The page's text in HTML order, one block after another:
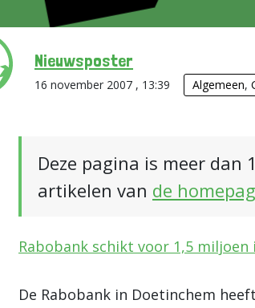
Nieuwsposter
16 november 2007 , 13:39 Algemeen,
Deze pagina is meer dan
artikelen van de
Rabobank schikt voor 1,5 miljoen
De Rabobank in Doetinchem